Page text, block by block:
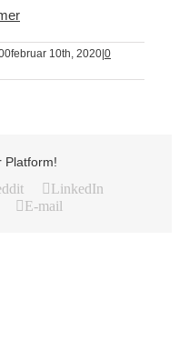
februar 10th, 2020 0
Platform!
LinkedIn
E-mail